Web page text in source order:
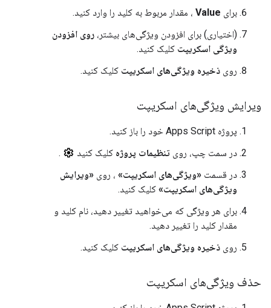
برای Value ، مقدار مربوط به کلید را وارد کنید.
(اختیاری) برای افزودن ویژگی‌های بیشتر، روی افزودن
ویژگی اسکریپت کلیک کنید.
روی ذخیره ویژگی‌های اسکریپت کلیک کنید.
ویرایش ویژگی‌های اسکریپت
پروژه Apps Script خود را باز کنید.
در سمت چپ، روی تنظیمات پروژه کلیک کنید
.
در قسمت «ویژگی‌های اسکریپت» ، روی «ویرایش
ویژگی‌های اسکریپت» کلیک کنید.
برای هر ویژگی که می‌خواهید تغییر دهید، نام کلید و
مقدار کلید را تغییر دهید.
روی ذخیره ویژگی‌های اسکریپت کلیک کنید.
حذف ویژگی‌های اسکریپت